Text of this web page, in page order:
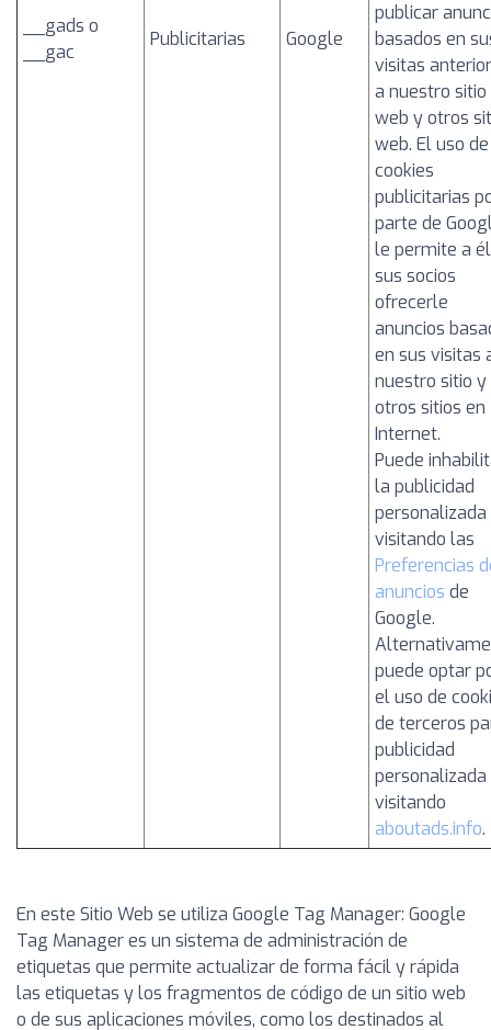
__gads o
__gac
Publicitarias Google
publicar
basados en
visitas
a nuestro sitio
web y otros
web. El uso de
cookies
publicitarias
parte de
le permite a
sus socios
ofrecerle
anuncios
en sus visitas
nuestro sitio y
otros sitios en
Internet.
Puede
la publicidad
personalizada
visitando las
Preferencias
anuncios de
Google.
puede optar
el uso de
de terceros
publicidad
personalizada
visitando
aboutads.info.
En este Sitio Web se utiliza Google Tag Manager: Google
Tag Manager es un sistema de administración de
etiquetas que permite actualizar de forma fácil y rápida
las etiquetas y los fragmentos de código de un sitio web
o de sus aplicaciones móviles, como los destinados al